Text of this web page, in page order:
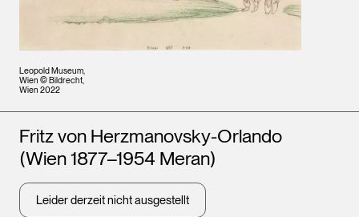
Leopold Museum,
Wien © Bildrecht,
Wien 2022
Künstler*innen
Fritz von Herzmanovsky-Orlando
(Wien 1877–1954 Meran)
Leider derzeit nicht ausgestellt